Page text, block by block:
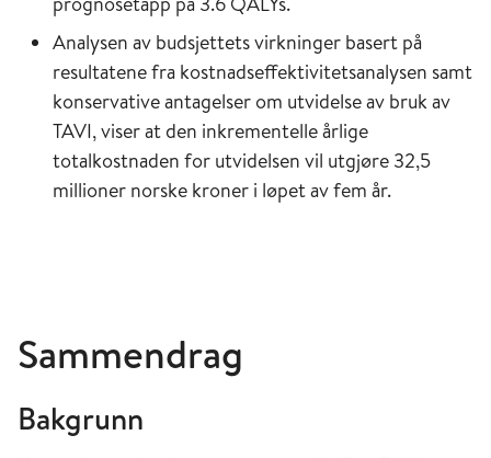
Analysen av budsjettets virkninger basert på
resultatene fra kostnadseffektivitetsanalysen samt
konservative antagelser om utvidelse av bruk av
TAVI, viser at den inkrementelle årlige
totalkostnaden for utvidelsen vil utgjøre 32,5
millioner norske kroner i løpet av fem år.
Sammendrag
Bakgrunn